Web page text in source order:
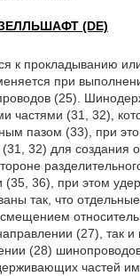
(DE)
к прокладыванию
при
(25).
частями (31, 32),
пазом (33), при
32) для создания
(35, 36), при этом
так, что
(27), так и
(28)
частей